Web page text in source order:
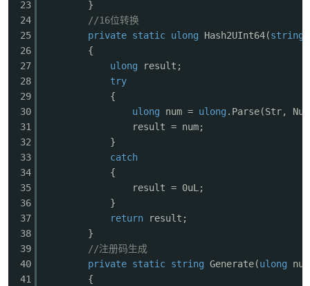
23
24
25
26
27
28
29
30
31
32
33
34
35
36
37
38
39
40
41
}
//16位转换
private static ulong Hash2UInt64(string
{
ulong
result;
try
{
ulong
num = ulong .Parse(Str,
result = num;
}
catch
{
result = 0uL;
}
return
result;
}
//注册码生成
private static string Generate(ulong
{